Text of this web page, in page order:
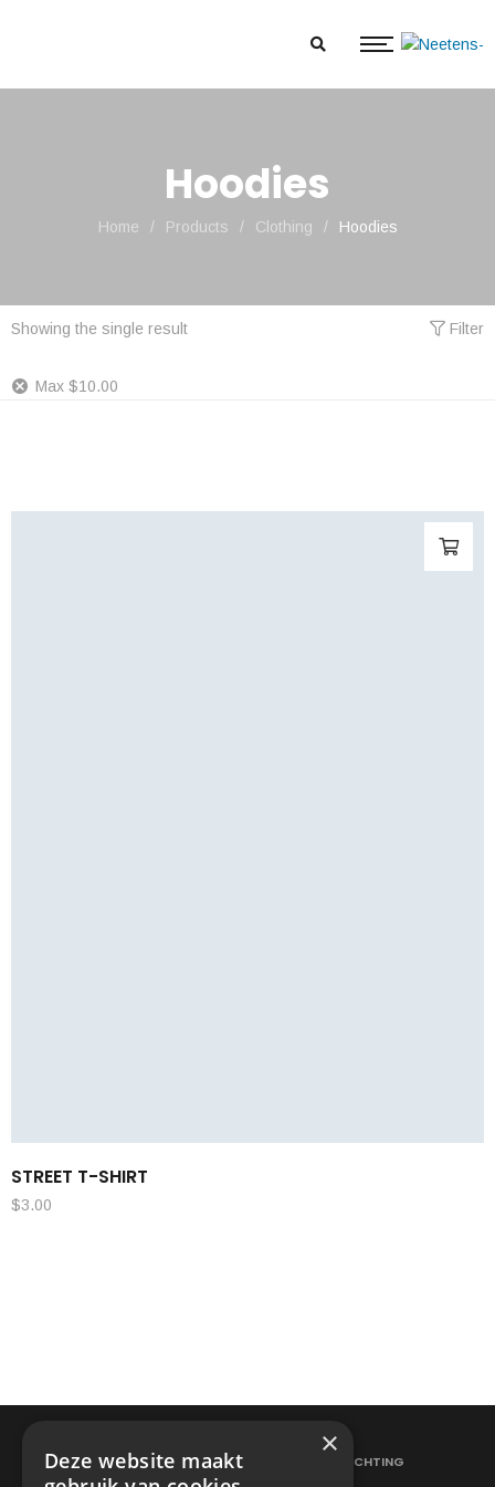
Hoodies
Home / Products / Clothing / Hoodies
Showing the single result Filter
Max $10.00
STREET T-SHIRT
$3.00
ELEKTRICITEITSWERKEN VERLICHTING
×
Deze website maakt